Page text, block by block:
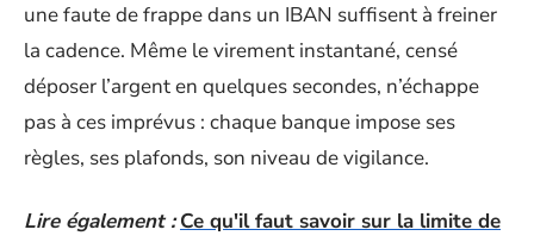
une faute de frappe dans un IBAN suffisent à freiner
la cadence. Même le virement instantané, censé
déposer l’argent en quelques secondes, n’échappe
pas à ces imprévus : chaque banque impose ses
règles, ses plafonds, son niveau de vigilance.
Lire également : Ce qu'il faut savoir sur la limite de